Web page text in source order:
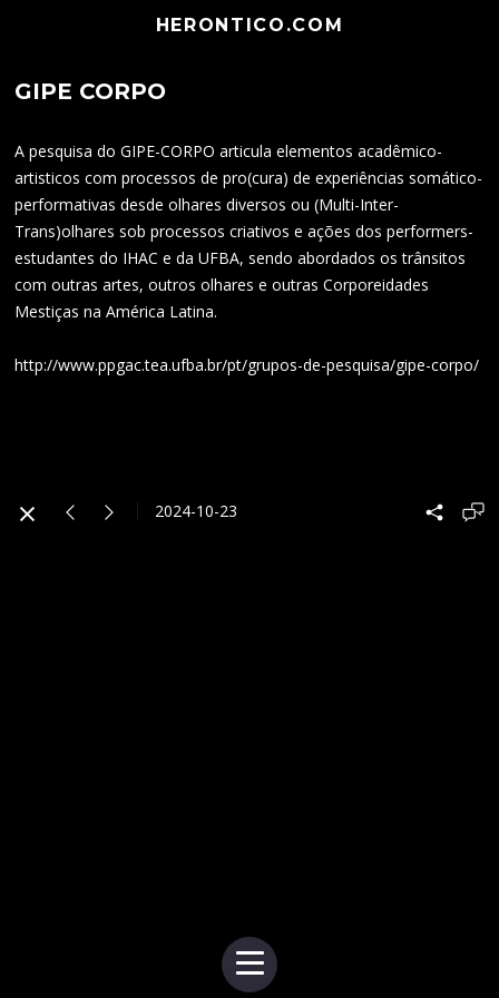
HERONTICO.COM
GIPE CORPO
A pesquisa do GIPE-CORPO articula elementos acadêmico-
artisticos com processos de pro(cura) de experiências somático-
performativas desde olhares diversos ou (Multi-Inter-
Trans)olhares sob processos criativos e ações dos performers-
estudantes do IHAC e da UFBA, sendo abordados os trânsitos
com outras artes, outros olhares e outras Corporeidades
Mestiças na América Latina.
http://www.ppgac.tea.ufba.br/pt/grupos-de-pesquisa/gipe-corpo/
2024-10-23